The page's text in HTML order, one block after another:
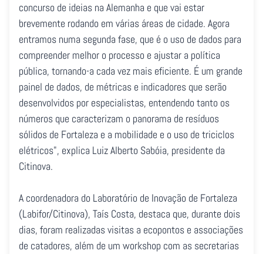
concurso de ideias na Alemanha e que vai estar
brevemente rodando em várias áreas de cidade. Agora
entramos numa segunda fase, que é o uso de dados para
compreender melhor o processo e ajustar a política
pública, tornando-a cada vez mais eficiente. É um grande
painel de dados, de métricas e indicadores que serão
desenvolvidos por especialistas, entendendo tanto os
números que caracterizam o panorama de resíduos
sólidos de Fortaleza e a mobilidade e o uso de triciclos
elétricos", explica Luiz Alberto Sabóia, presidente da
Citinova.
A coordenadora do Laboratório de Inovação de Fortaleza
(Labifor/Citinova), Taís Costa, destaca que, durante dois
dias, foram realizadas visitas a ecopontos e associações
de catadores, além de um workshop com as secretarias